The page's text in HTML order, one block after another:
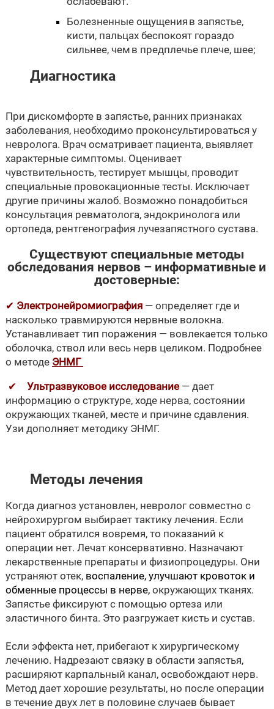
Болезненные ощущения в запястье,
кисти, пальцах беспокоят гораздо
сильнее, чем в предплечье плече, шее;
Диагностика
При дискомфорте в запястье, ранних признаках
заболевания, необходимо проконсультироваться у
невролога. Врач осматривает пациента, выявляет
характерные симптомы. Оценивает
чувствительность, тестирует мышцы, проводит
специальные провокационные тесты. Исключает
другие причины жалоб. Возможно понадобиться
консультация ревматолога, эндокринолога или
ортопеда, рентгенография лучезапястного сустава.
Существуют специальные методы
обследования нервов – информативные и
достоверные:
✔ Электронейромиография— определяет где и
насколько травмируются нервные волокна.
Устанавливает тип поражения — вовлекается только
оболочка, ствол или весь нерв целиком. Подробнее
о методе ЭНМГ
✔
Ультразвуковое исследование— дает
информацию о структуре, ходе нерва, состоянии
окружающих тканей, месте и причине сдавления.
Узи дополняет методику ЭНМГ.
Методы лечения
Когда диагноз установлен, невролог совместно с
нейрохирургом выбирает тактику лечения. Если
пациент обратился вовремя, то показаний к
операции нет. Лечат консервативно. Назначают
лекарственные препараты и физиопроцедуры. Они
устраняют отек,воспаление, улучшают кровоток и
обменные процессы в нерве, окружающих тканях.
Запястье фиксируют с помощью ортеза или
эластичного бинта. Это разгружает кисть и сустав.
Если эффекта нет, прибегают к хирургическому
лечению. Надрезают связку в области запястья,
расширяют карпальный канал, освобождают нерв.
Метод дает хорошие результаты, но после операции
в течение двух лет в половине случаев бывает